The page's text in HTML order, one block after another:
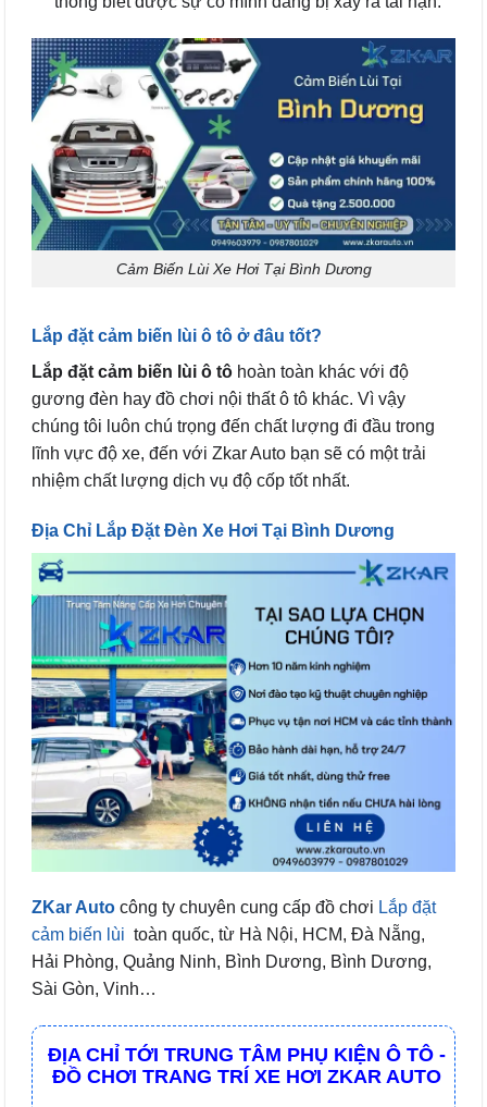
Cảm Biến Lùi Xe Hơi Tại Bình Dương
Lắp đặt cảm biến lùi ô tô ở đâu tốt?
Lắp đặt cảm biến lùi ô tô hoàn toàn khác với độ
gương đèn hay đồ chơi nội thất ô tô khác. Vì vậy
chúng tôi luôn chú trọng đến chất lượng đi đầu trong
lĩnh vực độ xe, đến với Zkar Auto bạn sẽ có một trải
nhiệm chất lượng dịch vụ độ cốp tốt nhất.
Địa Chỉ Lắp Đặt Đèn Xe Hơi Tại Bình Dương
ZKar Auto công ty chuyên cung cấp đồ chơi Lắp đặt
cảm biến lùi toàn quốc, từ Hà Nội, HCM, Đà Nẵng,
Hải Phòng, Quảng Ninh, Bình Dương, Bình Dương,
Sài Gòn, Vinh…
ĐỊA CHỈ TỚI TRUNG TÂM PHỤ KIỆN Ô TÔ -
ĐỒ CHƠI TRANG TRÍ XE HƠI ZKAR AUTO